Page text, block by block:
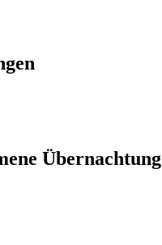
Übernachtung